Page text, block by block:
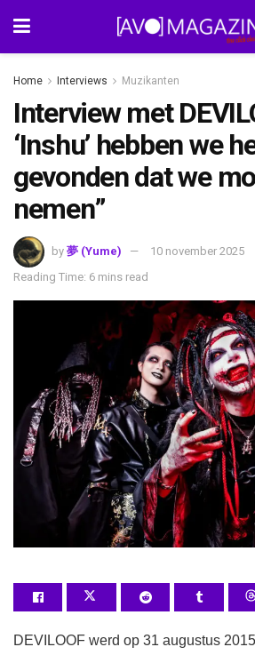
Home Interviews Muzikanten
Interview met
‘Inshu’ hebben we
gevonden dat we
nemen”
by 夢 (Yume)
10 november 2025
Reading Time: 6 mins read
DEVILOOF werd op 31 augustus